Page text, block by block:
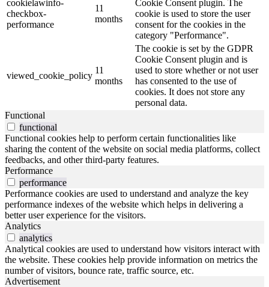
cookielawinfo-
checkbox-
performance
11
months
Cookie Consent plugin. The
cookie is used to store the user
consent for the cookies in the
category "Performance".
viewed_cookie_policy
11
months
The cookie is set by the GDPR
Cookie Consent plugin and is
used to store whether or not user
has consented to the use of
cookies. It does not store any
personal data.
Functional
functional
Functional cookies help to perform certain functionalities like
sharing the content of the website on social media platforms, collect
feedbacks, and other third-party features.
Performance
performance
Performance cookies are used to understand and analyze the key
performance indexes of the website which helps in delivering a
better user experience for the visitors.
Analytics
analytics
Analytical cookies are used to understand how visitors interact with
the website. These cookies help provide information on metrics the
number of visitors, bounce rate, traffic source, etc.
Advertisement